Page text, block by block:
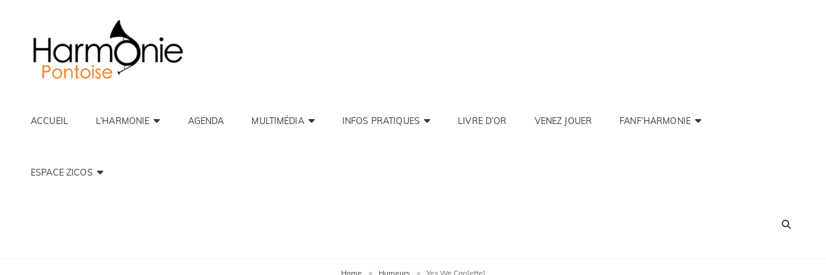
ACCUEIL L’HARMONIE AGENDA MULTIMÉDIA INFOS PRATIQUES LIVRE D’OR VENEZ JOUER FANF’HARMONIE
ESPACE ZICOS
Home > Humeurs > Yes We Can[ette]